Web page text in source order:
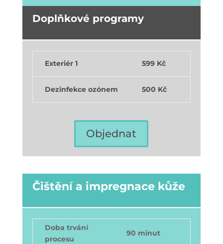
Doplňkové programy
Exteriér 1 599 Kč
Dezinfekce ozónem 500 Kč
Objednat
Čištění a impregnace kůže
Doba trvání
procesu
90 minut